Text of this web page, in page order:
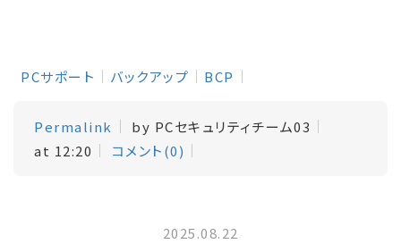
PCサポート バックアップ BCP
Permalink
by PCセキュリティチーム03
at 12:20
コメント(0)
2025.08.22